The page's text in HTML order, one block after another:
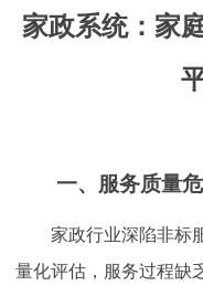
家政系统：家
一、 服务质量
家政行业深陷非标
量化评估，服务过程缺